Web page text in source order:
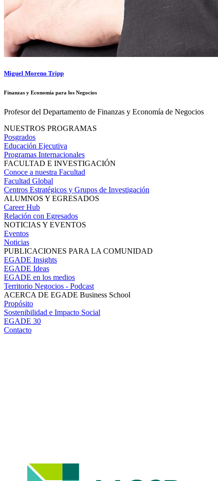
Miguel Moreno Tripp
Finanzas y Economía para los Negocios
Profesor del Departamento de Finanzas y Economía de Negocios
NUESTROS PROGRAMAS
Posgrados
Educación Ejecutiva
Programas Internacionales
FACULTAD E INVESTIGACIÓN
Conoce a nuestra Facultad
Facultad Global
Centros Estratégicos y Grupos de Investigación
ALUMNOS Y EGRESADOS
Career Hub
Relación con Egresados
NOTICIAS Y EVENTOS
Eventos
Noticias
PUBLICACIONES PARA LA COMUNIDAD
EGADE Insights
EGADE Ideas
EGADE en los medios
Territorio Negocios - Podcast
ACERCA DE EGADE Business School
Propósito
Sostenibilidad e Impacto Social
EGADE 30
Contacto